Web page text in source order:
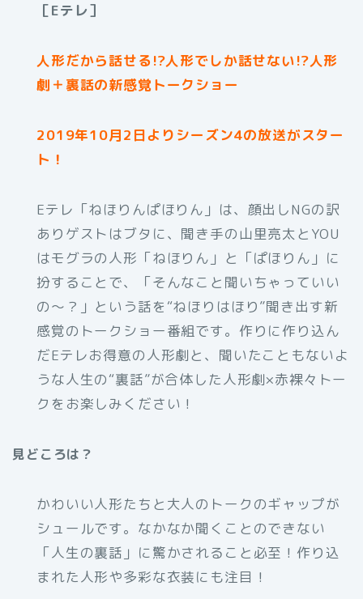
［Eテレ］
人形だから話せる!?人形でしか話せない!?人形
劇＋裏話の新感覚トークショー
2019年10月2日よりシーズン4の放送がスター
ト！
Eテレ「ねほりんぱほりん」は、顔出しNGの訳
ありゲストはブタに、聞き手の山里亮太とYOU
はモグラの人形「ねほりん」と「ぱほりん」に
扮することで、「そんなこと聞いちゃっていい
の～？」という話を“ねほりはほり”聞き出す新
感覚のトークショー番組です。作りに作り込ん
だEテレお得意の人形劇と、聞いたこともないよ
うな人生の“裏話”が合体した人形劇×赤裸々トー
クをお楽しみください！
見どころは？
かわいい人形たちと大人のトークのギャップが
シュールです。なかなか聞くことのできない
「人生の裏話」に驚かされること必至！作り込
まれた人形や多彩な衣装にも注目！